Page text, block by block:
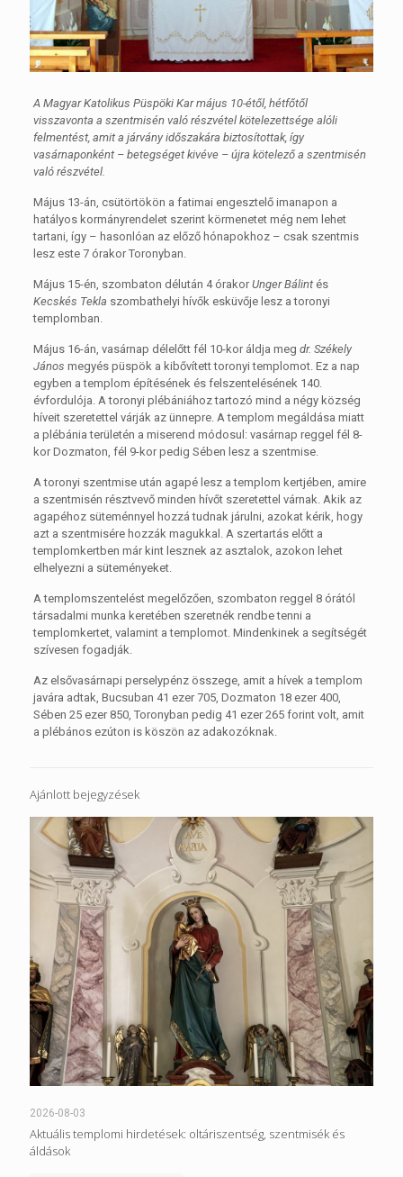
A Magyar Katolikus Püspöki Kar május 10-étől, hétfőtől
visszavonta a szentmisén való részvétel kötelezettsége alóli
felmentést, amit a járvány időszakára biztosítottak, így
vasárnaponként – betegséget kivéve – újra kötelező a szentmisén
való részvétel.
Május 13-án, csütörtökön a fatimai engesztelő imanapon a
hatályos kormányrendelet szerint körmenetet még nem lehet
tartani, így – hasonlóan az előző hónapokhoz – csak szentmis
lesz este 7 órakor Toronyban.
Május 15-én, szombaton délután 4 órakorUnger Bálintés
Kecskés Tekla szombathelyi hívők esküvője lesz a toronyi
templomban.
Május 16-án, vasárnap délelőtt fél 10-kor áldja meg dr. Székely
János megyés püspök a kibővített toronyi templomot. Ez a nap
egyben a templom építésének és felszentelésének 140.
évfordulója. A toronyi plébániához tartozó mind a négy község
híveit szeretettel várják az ünnepre. A templom megáldása miatt
a plébánia területén a miserend módosul: vasárnap reggel fél 8-
kor Dozmaton, fél 9-kor pedig Sében lesz a szentmise.
A toronyi szentmise után agapé lesz a templom kertjében, amire
a szentmisén résztvevő minden hívőt szeretettel várnak. Akik az
agapéhoz süteménnyel hozzá tudnak járulni, azokat kérik, hogy
azt a szentmisére hozzák magukkal. A szertartás előtt a
templomkertben már kint lesznek az asztalok, azokon lehet
elhelyezni a süteményeket.
A templomszentelést megelőzően, szombaton reggel 8 órától
társadalmi munka keretében szeretnék rendbe tenni a
templomkertet, valamint a templomot. Mindenkinek a segítségét
szívesen fogadják.
Az elsővasárnapi perselypénz összege, amit a hívek a templom
javára adtak, Bucsuban 41 ezer 705, Dozmaton 18 ezer 400,
Sében 25 ezer 850, Toronyban pedig 41 ezer 265 forint volt, amit
a plébános ezúton is köszön az adakozóknak.
Ajánlott bejegyzések
2026-08-03
Aktuális templomi hirdetések: oltáriszentség, szentmisék és
áldások